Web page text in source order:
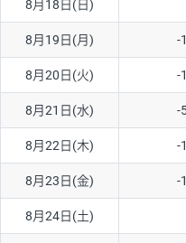
ソ/円は10万通貨単位。
8月18日(日)
8月19日(月) -
8月20日(火) -
8月21日(水) -
8月22日(木) -
8月23日(金) -
8月24日(土)